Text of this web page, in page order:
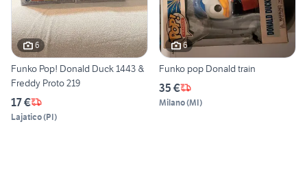
6
Funko Pop! Donald Duck 1443 &
Freddy Proto 219
17 €
Lajatico(PI)
6
Funko pop Donald train
35 €
Milano(MI)